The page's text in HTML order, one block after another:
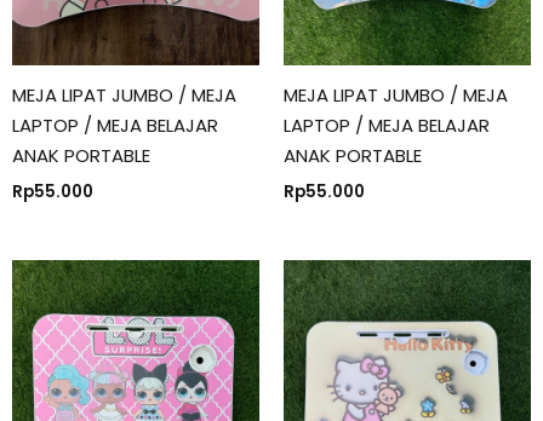
MEJA LIPAT JUMBO / MEJA
LAPTOP / MEJA BELAJAR
ANAK PORTABLE
Rp55.000
MEJA LIPAT JUMBO / MEJA
LAPTOP / MEJA BELAJAR
ANAK PORTABLE
Rp55.000